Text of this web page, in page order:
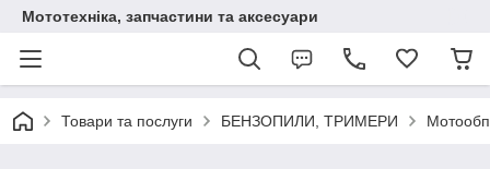
Мототехніка, запчастини та аксесуари
Товари та послуги БЕНЗОПИЛИ, ТРИМЕРИ